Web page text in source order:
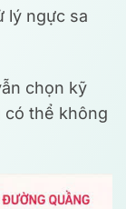
lý ngực sa
chọn kỹ
có thể không